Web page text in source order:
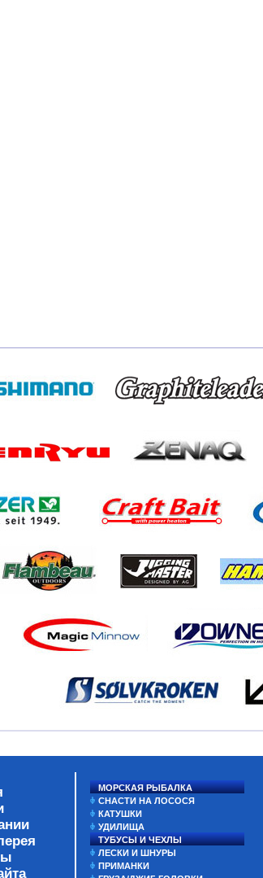
МОРСКАЯ РЫБАЛКА
СНАСТИ НА ЛОСОСЯ
КАТУШКИ
УДИЛИЩА
ТУБУСЫ И ЧЕХЛЫ
ЛЕСКИ И ШНУРЫ
ПРИМАНКИ